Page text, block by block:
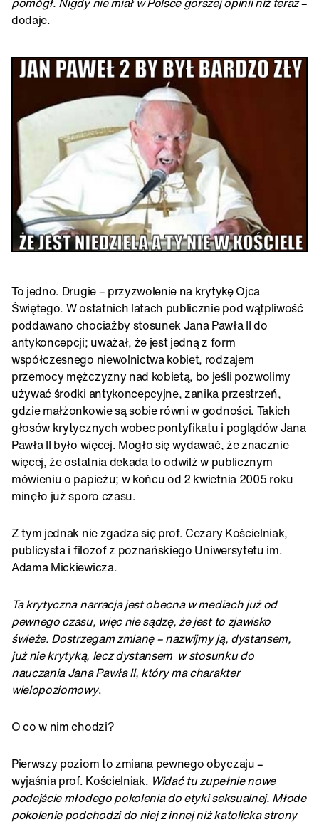
dodaje.
To jedno. Drugie – przyzwolenie na krytykę Ojca
Świętego. W ostatnich latach publicznie pod wątpliwość
poddawano chociażby stosunek Jana Pawła II do
antykoncepcji; uważał, że jest jedną z form
współczesnego niewolnictwa kobiet, rodzajem
przemocy mężczyzny nad kobietą, bo jeśli pozwolimy
używać środki antykoncepcyjne, zanika przestrzeń,
gdzie małżonkowie są sobie równi w godności. Takich
głosów krytycznych wobec pontyfikatu i poglądów Jana
Pawła II było więcej. Mogło się wydawać, że znacznie
więcej, że ostatnia dekada to odwilż w publicznym
mówieniu o papieżu; w końcu od 2 kwietnia 2005 roku
minęło już sporo czasu.
Z tym jednak nie zgadza się prof. Cezary Kościelniak,
publicysta i filozof z poznańskiego Uniwersytetu im.
Adama Mickiewicza.
Ta krytyczna narracja jest obecna w mediach już od
pewnego czasu, więc nie sądzę, że jest to zjawisko
świeże. Dostrzegam zmianę – nazwijmy ją, dystansem,
już nie krytyką, lecz dystansem w stosunku do
nauczania Jana Pawła II, który ma charakter
wielopoziomowy.
O co w nim chodzi?
Pierwszy poziom to zmiana pewnego obyczaju –
wyjaśnia prof. Kościelniak. Widać tu zupełnie nowe
podejście młodego pokolenia do etyki seksualnej. Młode
pokolenie podchodzi do niej z innej niż katolicka strony